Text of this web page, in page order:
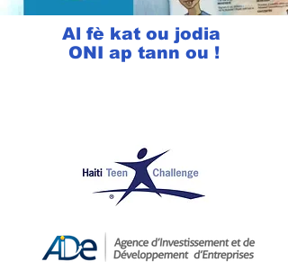
Al fè kat ou jodia
ONI ap tann ou !